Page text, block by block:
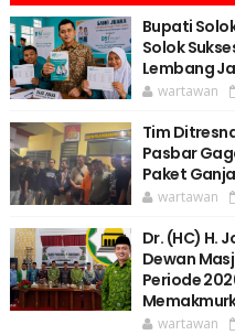
Bupati
Solok
Lembang
wartawan
Tim
Pasbar
Paket
wartawan
Dr. (HC) H.
Dewan
Periode
wartawan